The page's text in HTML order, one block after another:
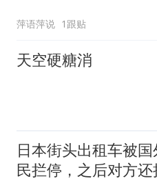
萍语萍说 1跟贴
天空硬糖消
日本街头出租车被国
民拦停，之后对方还